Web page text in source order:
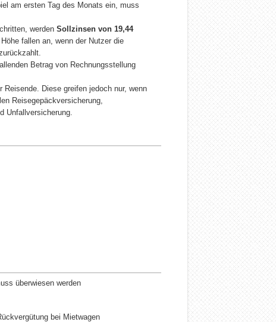
am ersten Tag des Monats ein, muss
werden Sollzinsen von 19,44
fallen an, wenn der Nutzer die
Betrag von Rechnungsstellung
Reisende. Diese greifen jedoch nur, wenn
Reisegepäckversicherung,
Unfallversicherung.
überwiesen werden
bei Mietwagen